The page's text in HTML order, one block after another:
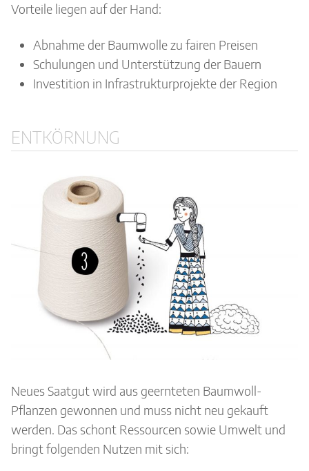
Vorteile liegen auf der Hand:
Abnahme der Baumwolle zu fairen Preisen
Schulungen und Unterstützung der Bauern
Investition in Infrastrukturprojekte der Region
ENTKÖRNUNG
Neues Saatgut wird aus geernteten Baumwoll-
Pflanzen gewonnen und muss nicht neu gekauft
werden. Das schont Ressourcen sowie Umwelt und
bringt folgenden Nutzen mit sich: